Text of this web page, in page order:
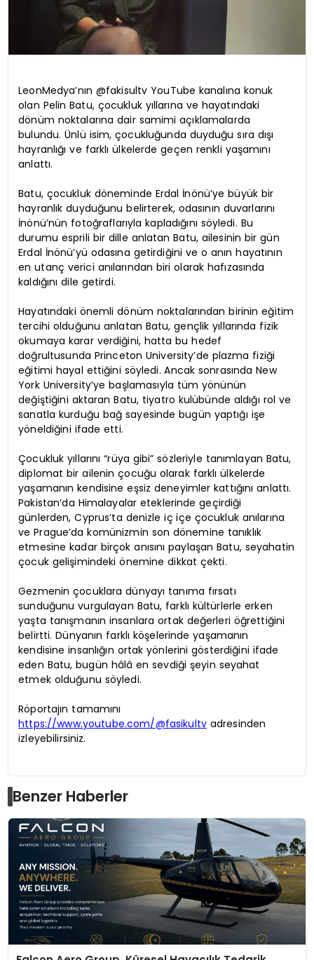
LeonMedya’nın @fakisultv YouTube kanalına konuk
olan Pelin Batu, çocukluk yıllarına ve hayatındaki
dönüm noktalarına dair samimi açıklamalarda
bulundu. Ünlü isim, çocukluğunda duyduğu sıra dışı
hayranlığı ve farklı ülkelerde geçen renkli yaşamını
anlattı.
Batu, çocukluk döneminde Erdal İnönü’ye büyük bir
hayranlık duyduğunu belirterek, odasının duvarlarını
İnönü’nün fotoğraflarıyla kapladığını söyledi. Bu
durumu esprili bir dille anlatan Batu, ailesinin bir gün
Erdal İnönü’yü odasına getirdiğini ve o anın hayatının
en utanç verici anılarından biri olarak hafızasında
kaldığını dile getirdi.
Hayatındaki önemli dönüm noktalarından birinin eğitim
tercihi olduğunu anlatan Batu, gençlik yıllarında fizik
okumaya karar verdiğini, hatta bu hedef
doğrultusunda Princeton University’de plazma fiziği
eğitimi hayal ettiğini söyledi. Ancak sonrasında New
York University’ye başlamasıyla tüm yönünün
değiştiğini aktaran Batu, tiyatro kulübünde aldığı rol ve
sanatla kurduğu bağ sayesinde bugün yaptığı işe
yöneldiğini ifade etti.
Çocukluk yıllarını “rüya gibi” sözleriyle tanımlayan Batu,
diplomat bir ailenin çocuğu olarak farklı ülkelerde
yaşamanın kendisine eşsiz deneyimler kattığını anlattı.
Pakistan’da Himalayalar eteklerinde geçirdiği
günlerden, Cyprus’ta denizle iç içe çocukluk anılarına
ve Prague’da komünizmin son dönemine tanıklık
etmesine kadar birçok anısını paylaşan Batu, seyahatin
çocuk gelişimindeki önemine dikkat çekti.
Gezmenin çocuklara dünyayı tanıma fırsatı
sunduğunu vurgulayan Batu, farklı kültürlerle erken
yaşta tanışmanın insanlara ortak değerleri öğrettiğini
belirtti. Dünyanın farklı köşelerinde yaşamanın
kendisine insanlığın ortak yönlerini gösterdiğini ifade
eden Batu, bugün hâlâ en sevdiği şeyin seyahat
etmek olduğunu söyledi.
Röportajın tamamını
https://www.youtube.com/@fasikultvadresinden
izleyebilirsiniz.
Benzer Haberler